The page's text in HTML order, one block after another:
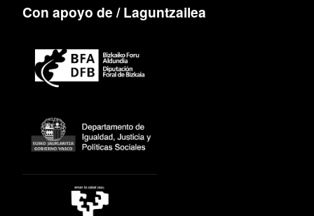
Con apoyo de / Laguntzailea